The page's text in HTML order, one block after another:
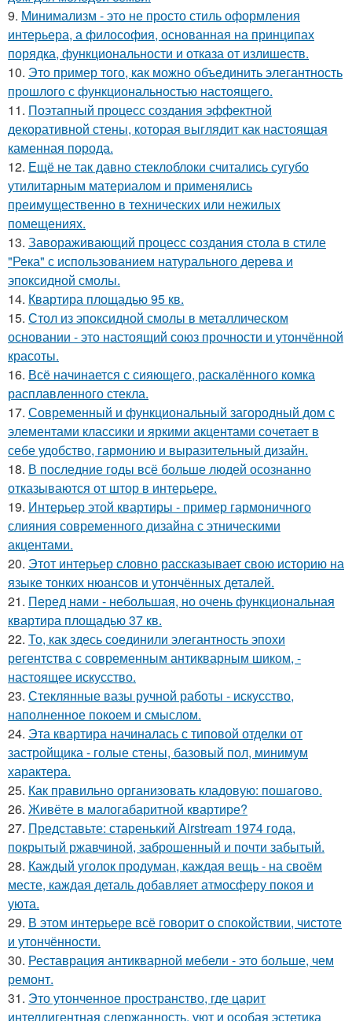
9. Минимализм - это не просто стиль оформления
интерьера, а философия, основанная на принципах
порядка, функциональности и отказа от излишеств.
10. Это пример того, как можно объединить элегантность
прошлого с функциональностью настоящего.
11. Поэтапный процесс создания эффектной
декоративной стены, которая выглядит как настоящая
каменная порода.
12. Ещё не так давно стеклоблоки считались сугубо
утилитарным материалом и применялись
преимущественно в технических или нежилых
помещениях.
13. Завораживающий процесс создания стола в стиле
"Река" с использованием натурального дерева и
эпоксидной смолы.
14. Квартира площадью 95 кв.
15. Стол из эпоксидной смолы в металлическом
основании - это настоящий союз прочности и утончённой
красоты.
16. Всё начинается с сияющего, раскалённого комка
расплавленного стекла.
17. Современный и функциональный загородный дом с
элементами классики и яркими акцентами сочетает в
себе удобство, гармонию и выразительный дизайн.
18. В последние годы всё больше людей осознанно
отказываются от штор в интерьере.
19. Интерьер этой квартиры - пример гармоничного
слияния современного дизайна с этническими
акцентами.
20. Этот интерьер словно рассказывает свою историю на
языке тонких нюансов и утончённых деталей.
21. Перед нами - небольшая, но очень функциональная
квартира площадью 37 кв.
22. То, как здесь соединили элегантность эпохи
регентства с современным антикварным шиком, -
настоящее искусство.
23. Стеклянные вазы ручной работы - искусство,
наполненное покоем и смыслом.
24. Эта квартира начиналась с типовой отделки от
застройщика - голые стены, базовый пол, минимум
характера.
25. Как правильно организовать кладовую: пошагово.
26. Живёте в малогабаритной квартире?
27. Представьте: старенький Airstream 1974 года,
покрытый ржавчиной, заброшенный и почти забытый.
28. Каждый уголок продуман, каждая вещь - на своём
месте, каждая деталь добавляет атмосферу покоя и
уюта.
29. В этом интерьере всё говорит о спокойствии, чистоте
и утончённости.
30. Реставрация антикварной мебели - это больше, чем
ремонт.
31. Это утонченное пространство, где царит
интеллигентная сдержанность, уют и особая эстетика